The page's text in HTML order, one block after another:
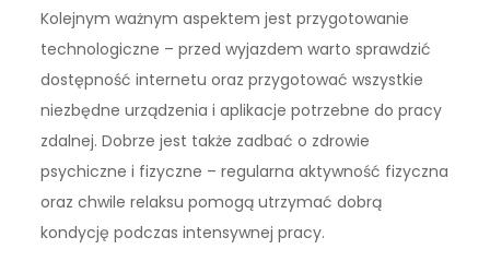
Kolejnym ważnym aspektem jest przygotowanie
technologiczne – przed wyjazdem warto sprawdzić
dostępność internetu oraz przygotować wszystkie
niezbędne urządzenia i aplikacje potrzebne do pracy
zdalnej. Dobrze jest także zadbać o zdrowie
psychiczne i fizyczne – regularna aktywność fizyczna
oraz chwile relaksu pomogą utrzymać dobrą
kondycję podczas intensywnej pracy.